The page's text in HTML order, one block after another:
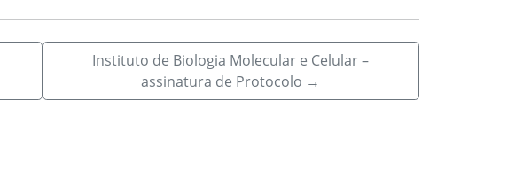
Instituto de Biologia Molecular e Celular –
assinatura de Protocolo →